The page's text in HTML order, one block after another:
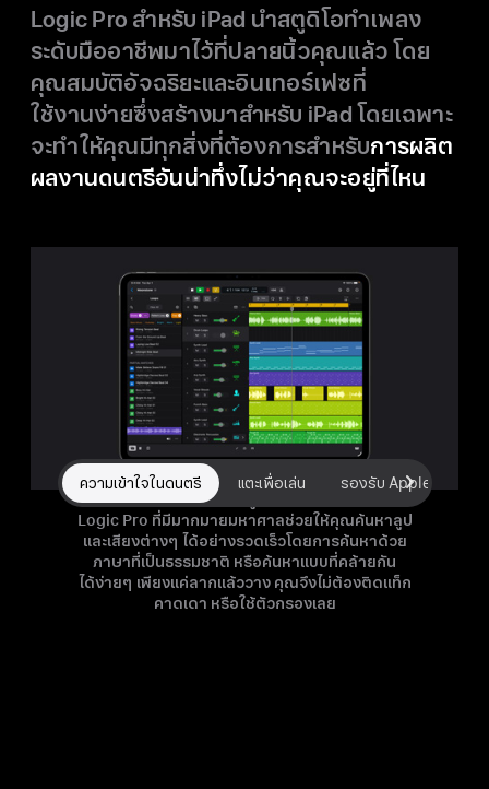
Logic Proสำหรับ iPad นำสตูดิโอทำเพลง
ระดับมืออาชีพมาไว้ที่ปลายนิ้วคุณแล้ว โดย
คุณสมบัติอัจฉริยะและอินเทอร์เฟซที่
ใช้งานง่ายซึ่งสร้างมาสำหรับ iPadโดยเฉพาะ
จะทำให้คุณมีทุกสิ่งที่ต้องการสำหรับการผลิต
ผลงานดนตรีอันน่าทึ่งไม่ว่าคุณจะอยู่ที่ไหน
ความเข้าใจในดนตรี แตะเพื่อเล่น รองรับ Apple Pencil
ความสามารถในการรับรู้
Logic Pro ที่มีมากมายมหาศาลช่วยให้คุณค้นหาลูป
และเสียงต่างๆ ได้อย่างรวดเร็วโดยการค้นหาด้วย
ภาษาที่เป็นธรรมชาติ หรือค้นหาแบบที่คล้ายกัน
ได้ง่ายๆ เพียงแค่ลากแล้ววาง คุณจึงไม่ต้องติดแท็ก
คาดเดา หรือใช้ตัวกรองเลย